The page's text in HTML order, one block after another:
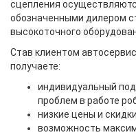
сцепления
обозначенными дилером
высокоточного
Став клиентом
получаете:
индивидуальный
проблем в работе
низкие цены и
возможность